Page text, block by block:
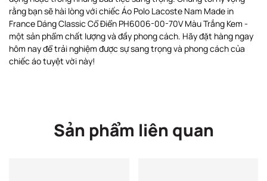
rằng bạn sẽ hài lòng với chiếc Áo Polo Lacoste Nam Made in
France Dáng Classic Cổ Điển PH6006-00-70V Màu Trắng Kem -
một sản phẩm chất lượng và đầy phong cách. Hãy đặt hàng ngay
hôm nay để trải nghiệm được sự sang trọng và phong cách của
chiếc áo tuyệt vời này!
Sản phẩm liên quan